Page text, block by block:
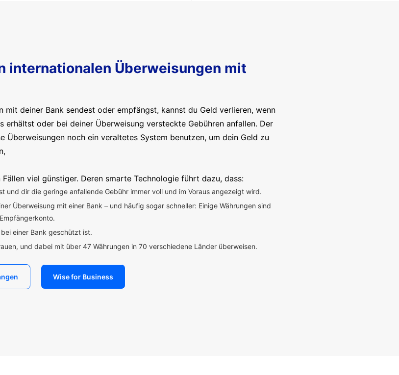
internationalen Überweisungen mit
mit deiner Bank sendest oder empfängst, kannst du Geld verlieren, wenn
erhältst oder bei deiner Überweisung versteckte Gebühren anfallen. Der
Überweisungen noch ein veraltetes System benutzen, um dein Geld zu
viel günstiger. Deren smarte Technologie führt dazu, dass:
und dir die geringe anfallende Gebühr immer voll und im Voraus angezeigt wird.
Überweisung mit einer Bank – und häufig sogar schneller: Einige Währungen sind
einer Bank geschützt ist.
und dabei mit über 47 Währungen in 70 verschiedene Länder überweisen.
Wise for Business